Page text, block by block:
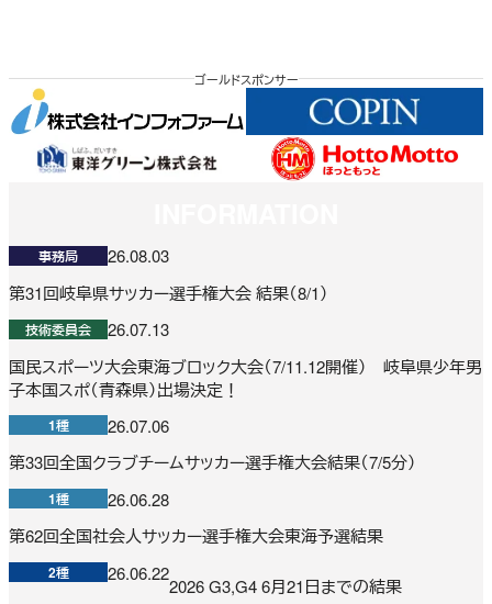
ゴールドスポンサー
事務局
26.08.03
第31回岐阜県サッカー選手権大会 結果（8/1）
技術委員会
26.07.13
国民スポーツ大会東海ブロック大会（7/11.12開催） 岐阜県少年男
子本国スポ（青森県）出場決定！
1種
26.07.06
第33回全国クラブチームサッカー選手権大会結果（7/5分）
1種
26.06.28
第62回全国社会人サッカー選手権大会東海予選結果
2種 26.06.22
2026 G3,G4 6月21日までの結果